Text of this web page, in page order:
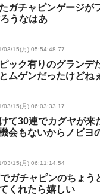
ガチャピンゲージが
うなはあ
03/15(月) 05:54:48.77
ック有りのグランデ
ムゲンだったけどね
03/15(月) 06:03:33.17
て30連でカグヤが来
会もないからノビヨ
03/15(月) 06:11:14.54
ガチャピンのちょう
くれたら嬉しい